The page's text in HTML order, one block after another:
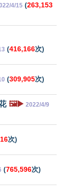
4/15 (263,153
(416,166次)
(309,905次)
🖼️▶️ 2022/4/9
次)
(765,596次)